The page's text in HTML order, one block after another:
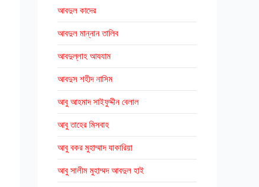
আবদুল কাদের
আবদুল মান্নান তালিব
আবদুল্লাহ আযযাম
আবদুস শহীদ নাসিম
আবু আহমাদ সাইফুদ্দীন বেলাল
আবু তাহের মিসবাহ
আবু বকর মুহাম্মাদ যাকারিয়া
আবু সালীম মুহাম্মদ আবদুল হাই